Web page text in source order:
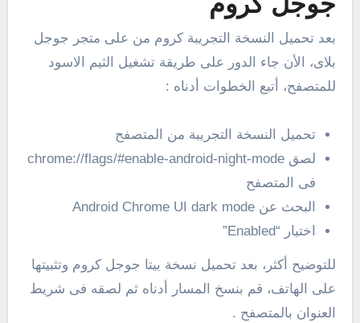
بعد تحميل النسخة التجريبة كروم من على متجر جوجل
بلاى، الأن جاء الدور على طريقة تشغيل الثيم الاسود
للمتصفح، أتبع الخطوات أدناه :
تحميل النسخة التجريبة من المتصفح
لصق chrome://flags/#enable-android-night-mode
فى المتصفح
البحث عن Android Chrome UI dark mode
اختيار “Enabled”
للتوضيح أكثر، بعد تحميل نسخة بيتا جوجل كروم وتثبيتها
على الهاتف، قم بنسخ المسار أدناه ثم لصقه فى شريط
العنوان بالمتصفح .